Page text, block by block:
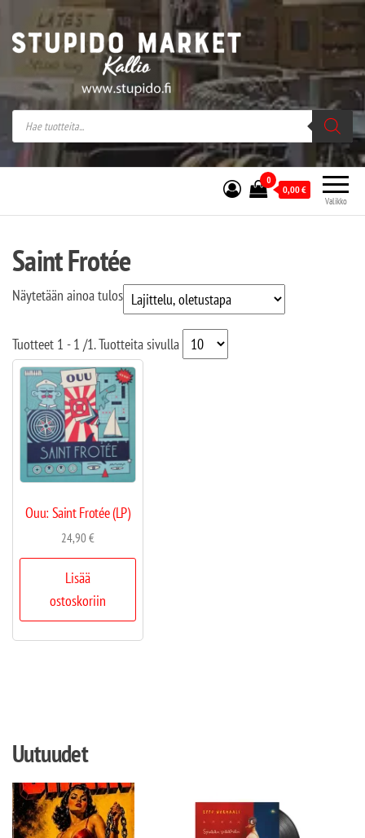
Stupido Market – verkossa ja kivijalassa
Stupido Market on vaihtoehtomusaan
erikoistunut verkko- sekä
kivijalkakauppa Helsingissä Kallion
sydämessä.
Valikko
0
0,00€
Saint Frotée
Näytetään ainoa tulos
Tuotteet 1 - 1 /1. Tuotteita sivulla
Ouu: Saint Frotée (LP)
24,90€
Lisää
ostoskoriin
Uutuudet